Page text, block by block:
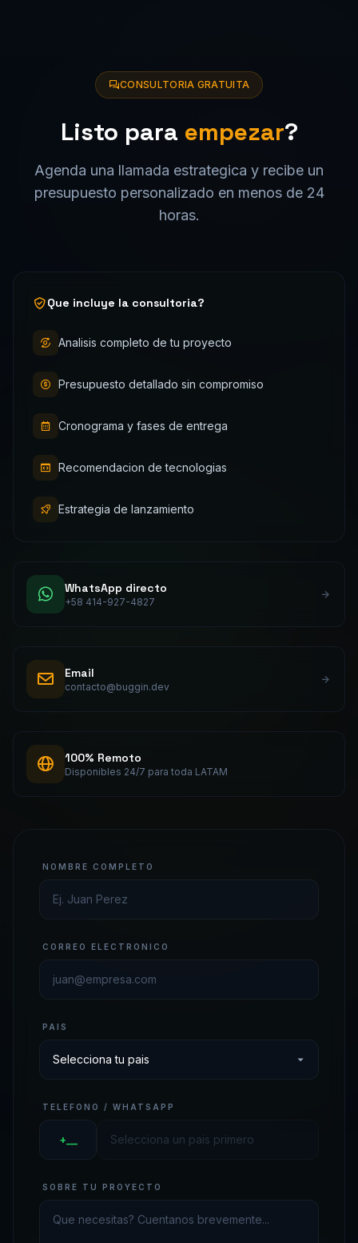
CONSULTORIA GRATUITA
Listo para empezar?
Agenda una llamada estrategica y recibe un
presupuesto personalizado en menos de 24
horas.
Que incluye la consultoria?
Analisis completo de tu proyecto
Presupuesto detallado sin compromiso
Cronograma y fases de entrega
Recomendacion de tecnologias
Estrategia de lanzamiento
WhatsApp directo
+58 414-927-4827
Email
contacto@buggin.dev
100% Remoto
Disponibles 24/7 para toda LATAM
NOMBRE COMPLETO
CORREO ELECTRONICO
PAIS
TELEFONO / WHATSAPP
+__
SOBRE TU PROYECTO